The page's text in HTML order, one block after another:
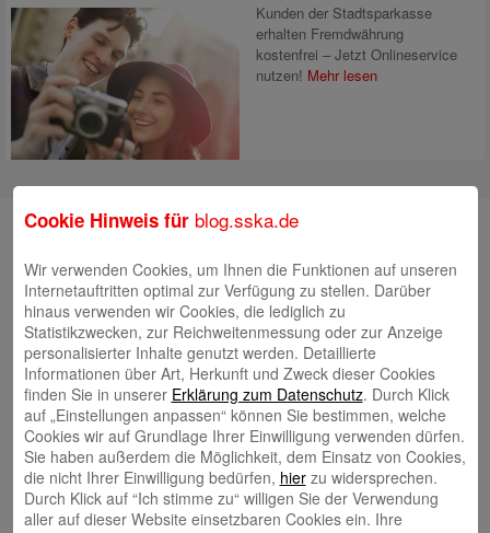
Kunden der Stadtsparkasse
erhalten Fremdwährung
kostenfrei – Jetzt Onlineservice
nutzen! Mehr lesen
Suche
Neueste Beiträge
Radlkonvoi des FFH feiert Einweihung des neuen
Campus Nord 5. August 2026
Willkommen bei Kinder im Mittelpunkt e.V. 24. Juli 2026
Tierische Erlebnisse, Bewegung und Begegnungen –
Zootag der Stadtsparkasse Augsburg begeistert rund
2.500 Besucherinnen und Besucher 22. Juli 2026
Cookie Hinweis für blog.sska.de
Wir verwenden Cookies, um Ihnen die Funktionen auf unseren
Internetauftritten optimal zur Verfügung zu stellen. Darüber
hinaus verwenden wir Cookies, die lediglich zu
Statistikzwecken, zur Reichweitenmessung oder zur Anzeige
personalisierter Inhalte genutzt werden. Detaillierte
Informationen über Art, Herkunft und Zweck dieser Cookies
finden Sie in unserer Erklärung zum Datenschutz. Durch Klick
auf „Einstellungen anpassen“ können Sie bestimmen, welche
Cookies wir auf Grundlage Ihrer Einwilligung verwenden dürfen.
Sie haben außerdem die Möglichkeit, dem Einsatz von Cookies,
die nicht Ihrer Einwilligung bedürfen, hierzu widersprechen.
Durch Klick auf “Ich stimme zu“ willigen Sie der Verwendung
aller auf dieser Website einsetzbaren Cookies ein. Ihre